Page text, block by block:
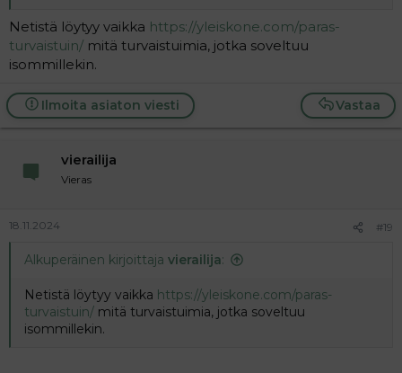
Netistä löytyy vaikka https://yleiskone.com/paras-
turvaistuin/ mitä turvaistuimia, jotka soveltuu
isommillekin.
Vastaa
Ilmoita asiaton viesti
vierailija
Vieras
18.11.2024 #19
Alkuperäinen kirjoittaja vierailija:
Netistä löytyy vaikka https://yleiskone.com/paras-
turvaistuin/ mitä turvaistuimia, jotka soveltuu
isommillekin.